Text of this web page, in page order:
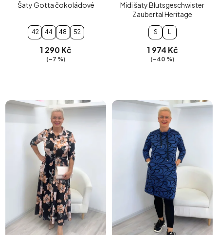
Šaty Gotta čokoládové
42 44 48 52
1 290 Kč
(–7 %)
Midi šaty Blutsgeschwister
Zaubertal Heritage
S L
1 974 Kč
(–40 %)